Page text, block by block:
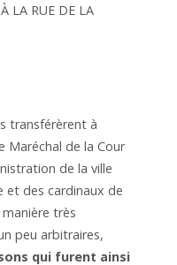
LA RUE DE LA
transférèrent à
Maréchal de la Cour
de la ville
et des cardinaux de
très
peu arbitraires,
qui furent ainsi